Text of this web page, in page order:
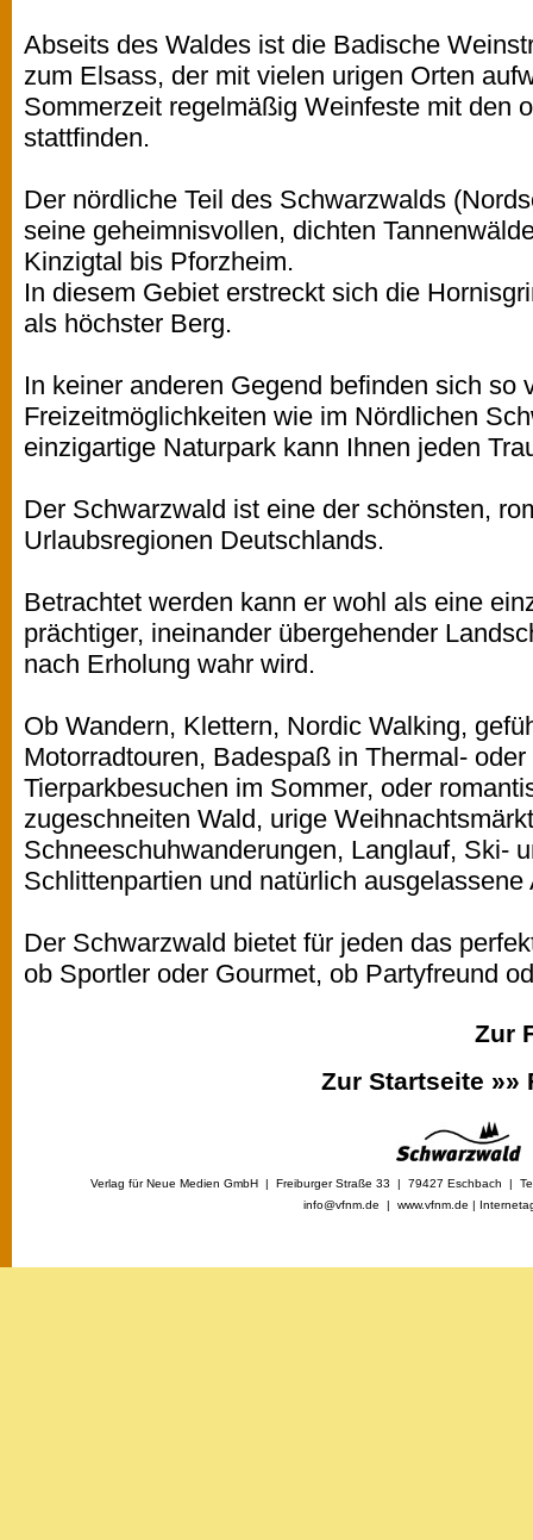
Abseits des Waldes ist die Badische
zum Elsass, der mit vielen urigen Orten
Sommerzeit regelmäßig Weinfeste mit den
stattfinden.
Der nördliche Teil des Schwarzwalds
seine geheimnisvollen, dichten
Kinzigtal bis Pforzheim.
In diesem Gebiet erstreckt sich die
als höchster Berg.
In keiner anderen Gegend befinden sich so
Freizeitmöglichkeiten wie im Nördlichen
einzigartige Naturpark kann Ihnen jeden
Der Schwarzwald ist eine der schönsten,
Urlaubsregionen Deutschlands.
Betrachtet werden kann er wohl als eine
prächtiger, ineinander übergehender
nach Erholung wahr wird.
Ob Wandern, Klettern, Nordic Walking,
Motorradtouren, Badespaß in Thermal-
Tierparkbesuchen im Sommer, oder
zugeschneiten Wald, urige
Schneeschuhwanderungen, Langlauf, Ski-
Schlittenpartien und natürlich
Der Schwarzwald bietet für jeden das
ob Sportler oder Gourmet, ob Partyfreund
Zur
Zur Startseite »»
Verlag für Neue Medien GmbH | Freiburger Straße 33 | 79427 Eschbach |
info@vfnm.de | www.vfnm.de |